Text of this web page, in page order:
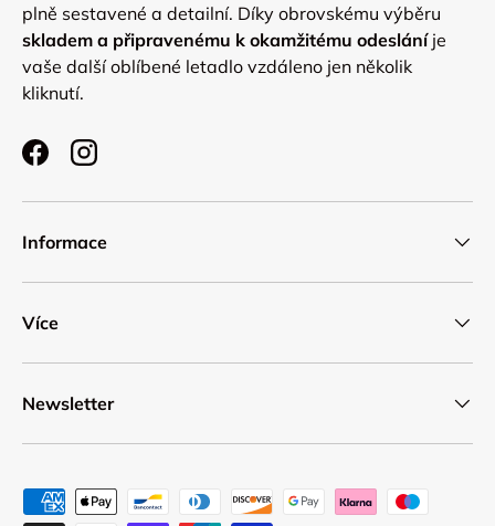
plně sestavené a detailní. Díky obrovskému výběru
skladem a připravenému k okamžitému odesláníje
vaše další oblíbené letadlo vzdáleno jen několik
kliknutí.
FacebookInstagram
Informace
Více
Newsletter
Přijímané platební metody